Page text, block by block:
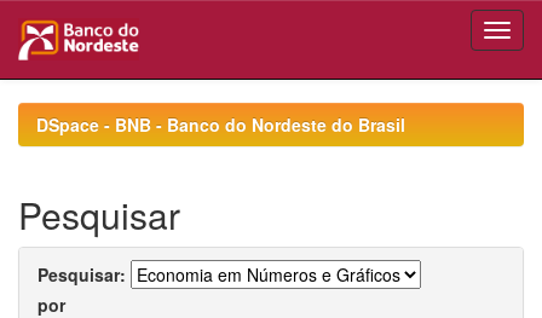
navigationDSpace - BNB - Banco do Nordeste do Brasil
Pesquisar
Pesquisar:
por